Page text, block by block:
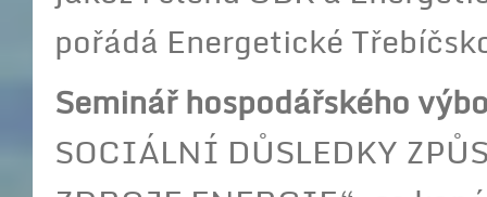
pořádá Energetické
Seminářhospodářského
SOCIÁLNÍ DŮSLEDKY